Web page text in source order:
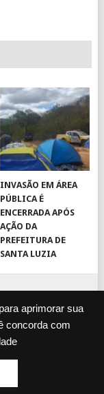
aprimorar sua
concorda com
INVASÃO EM ÁREA
PÚBLICA É
ENCERRADA APÓS
AÇÃO DA
PREFEITURA DE
SANTA LUZIA